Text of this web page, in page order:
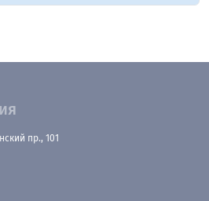
пр., 101